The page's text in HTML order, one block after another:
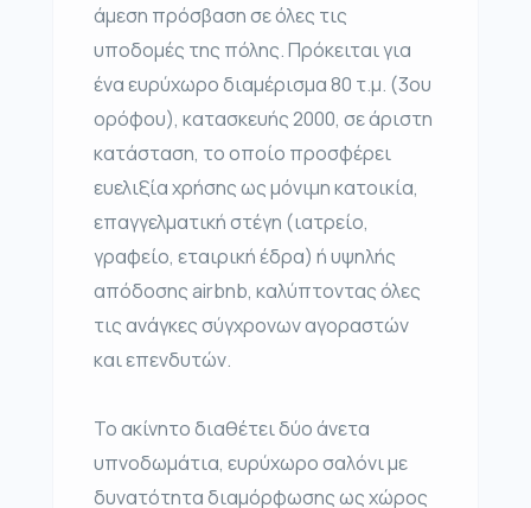
άμεση πρόσβαση σε όλες τις
υποδομές της πόλης. Πρόκειται για
ένα ευρύχωρο διαμέρισμα 80 τ.μ. (3ου
ορόφου), κατασκευής 2000, σε άριστη
κατάσταση, το οποίο προσφέρει
ευελιξία χρήσης ως μόνιμη κατοικία,
επαγγελματική στέγη (ιατρείο,
γραφείο, εταιρική έδρα) ή υψηλής
απόδοσης airbnb, καλύπτοντας όλες
τις ανάγκες σύγχρονων αγοραστών
και επενδυτών.
Το ακίνητο διαθέτει δύο άνετα
υπνοδωμάτια, ευρύχωρο σαλόνι με
δυνατότητα διαμόρφωσης ως χώρος